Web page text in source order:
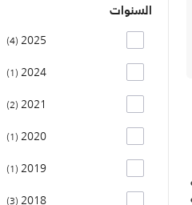
السنوات
2025
4
2024
1
2021
2
2020
1
2019
1
2018
3